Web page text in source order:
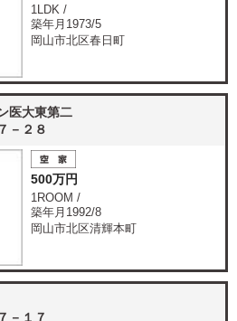
1LDK /
築年月1973/5
岡山市北区春日町
医大東第二
－２８
500万円
1ROOM /
築年月1992/8
岡山市北区清輝本町
－１７